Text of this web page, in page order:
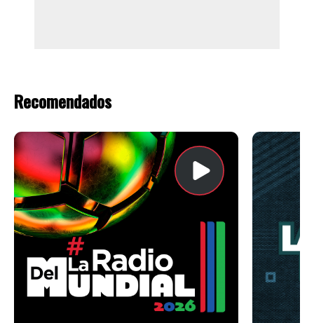
Recomendados